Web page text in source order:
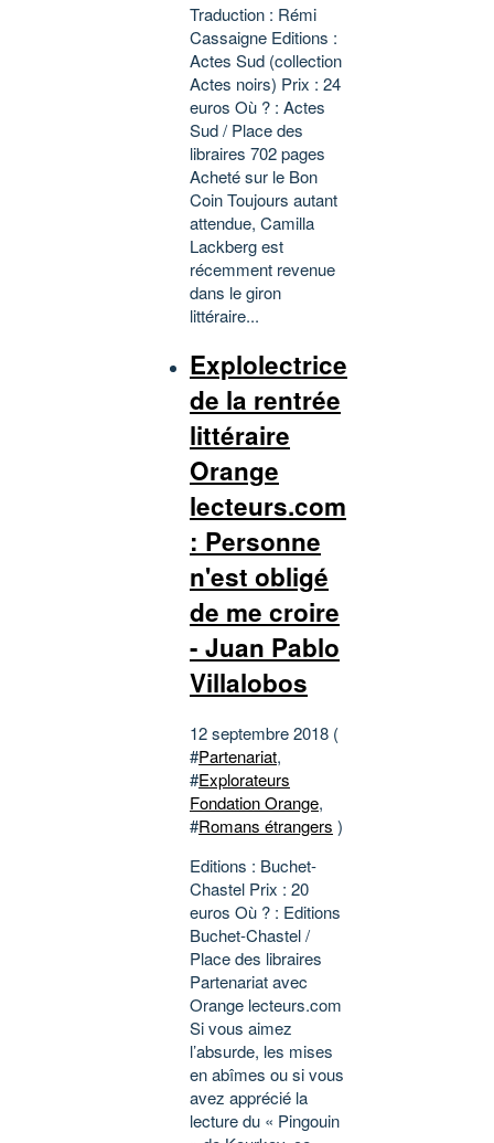
Traduction : Rémi
Cassaigne Editions :
Actes Sud (collection
Actes noirs) Prix : 24
euros Où ? : Actes
Sud / Place des
libraires 702 pages
Acheté sur le Bon
Coin Toujours autant
attendue, Camilla
Lackberg est
récemment revenue
dans le giron
littéraire...
Explolectrice
de la rentrée
littéraire
Orange
lecteurs.com
: Personne
n'est obligé
de me croire
- Juan Pablo
Villalobos
12 septembre 2018 (
#Partenariat,
#Explorateurs
Fondation Orange,
#Romans étrangers )
Editions : Buchet-
Chastel Prix : 20
euros Où ? : Editions
Buchet-Chastel /
Place des libraires
Partenariat avec
Orange lecteurs.com
Si vous aimez
l’absurde, les mises
en abîmes ou si vous
avez apprécié la
lecture du « Pingouin